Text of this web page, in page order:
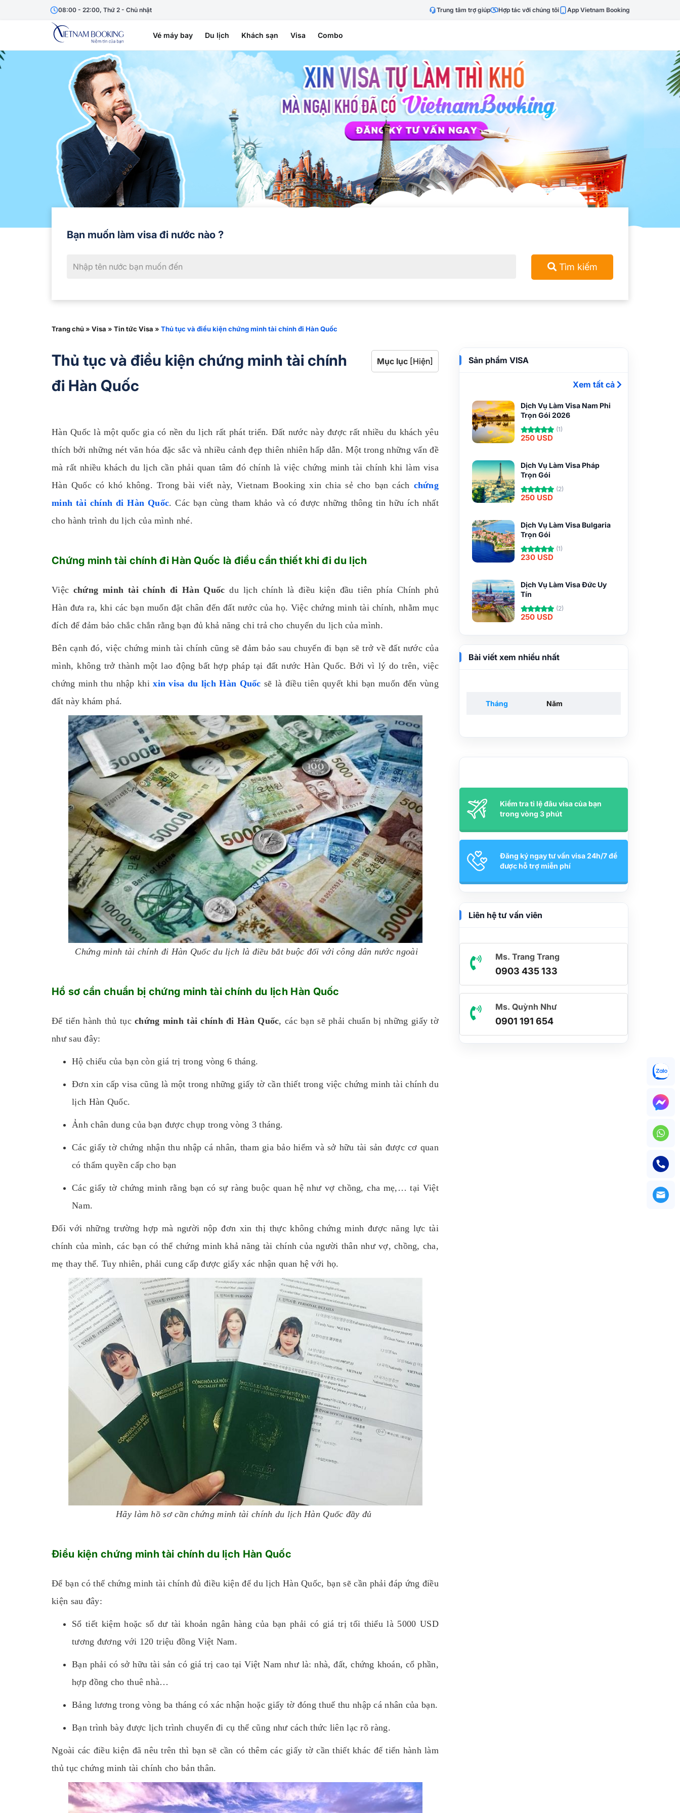
08:00 - 22:00, Thứ 2 - Chủ nhật Trung tâm trợ giúp Hợp tác với chúng tôi App Vietnam Booking
Vé máy bay Du lịch Khách sạn Visa Combo
Bạn muốn làm visa đi nước nào ?
Tìm kiếm
Trang chủ» Visa » Tin tức Visa » Thủ tục và điều kiện chứng minh tài chính đi Hàn Quốc
Mục lục [Hiện]
Thủ tục và điều kiện chứng minh tài chính
đi Hàn Quốc
Hàn Quốc là một quốc gia có nền du lịch rất phát triển. Đất nước này được rất nhiều du khách yêu
thích bởi những nét văn hóa đặc sắc và nhiều cảnh đẹp thiên nhiên hấp dẫn. Một trong những vấn đề
mà rất nhiều khách du lịch cần phải quan tâm đó chính là việc chứng minh tài chính khi làm visa
Hàn Quốc có khó không. Trong bài viết này, Vietnam Booking xin chia sẻ cho bạn cách chứng
minh tài chính đi Hàn Quốc. Các bạn cùng tham khảo và có được những thông tin hữu ích nhất
cho hành trình du lịch của mình nhé.
Chứng minh tài chính đi Hàn Quốc là điều cần thiết khi đi du lịch
Việc chứng minh tài chính đi Hàn Quốcdu lịch chính là điều kiện đầu tiên phía Chính phủ
Hàn đưa ra, khi các bạn muốn đặt chân đến đất nước của họ. Việc chứng minh tài chính, nhằm mục
đích để đảm bảo chắc chắn rằng bạn đủ khả năng chi trả cho chuyến du lịch của mình.
Bên cạnh đó, việc chứng minh tài chính cũng sẽ đảm bảo sau chuyến đi bạn sẽ trở về đất nước của
mình, không trở thành một lao động bất hợp pháp tại đất nước Hàn Quốc. Bởi vì lý do trên, việc
chứng minh thu nhập khixin visa du lịch Hàn Quốc sẽ là điều tiên quyết khi bạn muốn đến vùng
đất này khám phá.
Chứng minh tài chính đi Hàn Quốc du lịch là điều bắt buộc đối với công dân nước ngoài
Hồ sơ cần chuẩn bị chứng minh tài chính du lịch Hàn Quốc
Để tiến hành thủ tụcchứng minh tài chính đi Hàn Quốc, các bạn sẽ phải chuẩn bị những giấy tờ
như sau đây:
Hộ chiếu của bạn còn giá trị trong vòng 6 tháng.
Đơn xin cấp visa cũng là một trong những giấy tờ cần thiết trong việc chứng minh tài chính du
lịch Hàn Quốc.
Ảnh chân dung của bạn được chụp trong vòng 3 tháng.
Các giấy tờ chứng nhận thu nhập cá nhân, tham gia bảo hiểm và sở hữu tài sản được cơ quan
có thẩm quyền cấp cho bạn
Các giấy tờ chứng minh rằng bạn có sự ràng buộc quan hệ như vợ chồng, cha mẹ,… tại Việt
Nam.
Đối với những trường hợp mà người nộp đơn xin thị thực không chứng minh được năng lực tài
chính của mình, các bạn có thể chứng minh khả năng tài chính của người thân như vợ, chồng, cha,
mẹ thay thế. Tuy nhiên, phải cung cấp được giấy xác nhận quan hệ với họ.
Hãy làm hồ sơ cần chứng minh tài chính du lịch Hàn Quốc đầy đủ
Điều kiện chứng minh tài chính du lịch Hàn Quốc
Để bạn có thể chứng minh tài chính đủ điều kiện để du lịch Hàn Quốc, bạn sẽ cần phải đáp ứng điều
kiện sau đây:
Sổ tiết kiệm hoặc số dư tài khoản ngân hàng của bạn phải có giá trị tối thiểu là 5000 USD
tương đương với 120 triệu đồng Việt Nam.
Bạn phải có sở hữu tài sản có giá trị cao tại Việt Nam như là: nhà, đất, chứng khoán, cổ phần,
hợp đồng cho thuê nhà…
Bảng lương trong vòng ba tháng có xác nhận hoặc giấy tờ đóng thuế thu nhập cá nhân của bạn.
Bạn trình bày được lịch trình chuyến đi cụ thể cũng như cách thức liên lạc rõ ràng.
Ngoài các điều kiện đã nêu trên thì bạn sẽ cần có thêm các giấy tờ cần thiết khác để tiến hành làm
thủ tục chứng minh tài chính cho bản thân.
Sản phẩm VISA
Xem tất cả
Dịch Vụ Làm Visa Nam Phi
Trọn Gói 2026
(1)
250 USD
Dịch Vụ Làm Visa Pháp
Trọn Gói
(2)
250 USD
Dịch Vụ Làm Visa Bulgaria
Trọn Gói
(1)
230 USD
Dịch Vụ Làm Visa Đức Uy
Tín
(2)
250 USD
Bài viết xem nhiều nhất
Tháng Năm
Kiểm tra tỉ lệ đâu visa của bạn
trong vòng 3 phút
Đăng ký ngay tư vấn visa 24h/7 để
được hỗ trợ miễn phí
Liên hệ tư vấn viên
Ms. Trang Trang
0903 435 133
Ms. Quỳnh Như
0901 191 654